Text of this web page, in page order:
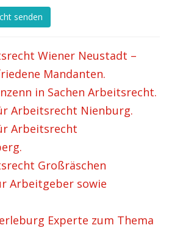
senden
Wiener Neustadt –
Mandanten.
in Sachen Arbeitsrecht.
Arbeitsrecht Nienburg.
Arbeitsrecht
Großräschen
Arbeitgeber sowie
Experte zum Thema